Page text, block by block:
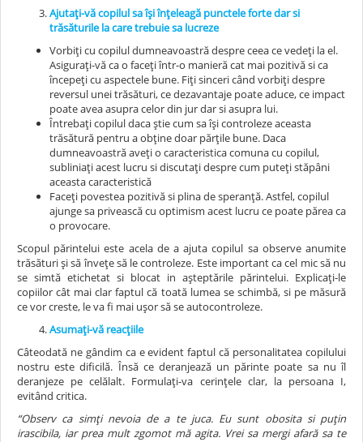
Ajutați-vă copilul sa își înțeleagă punctele forte dar si
trăsăturile la care trebuie sa lucreze
Vorbiți cu copilul dumneavoastră despre ceea ce vedeți la el.
Asigurați-vă ca o faceți într-o manieră cat mai pozitivă si ca
începeți cu aspectele bune. Fiți sinceri când vorbiți despre
reversul unei trăsături, ce dezavantaje poate aduce, ce impact
poate avea asupra celor din jur dar si asupra lui.
Întrebați copilul daca știe cum sa își controleze aceasta
trăsătură pentru a obține doar părțile bune. Daca
dumneavoastră aveți o caracteristica comuna cu copilul,
subliniați acest lucru si discutați despre cum puteți stăpâni
aceasta caracteristică
Faceți povestea pozitivă si plina de speranță. Astfel, copilul
ajunge sa privească cu optimism acest lucru ce poate părea ca
o provocare.
Scopul părintelui este acela de a ajuta copilul sa observe anumite
trăsături și să învețe să le controleze. Este important ca cel mic să nu
se simtă etichetat si blocat in așteptările părintelui. Explicați-le
copiilor cât mai clar faptul că toată lumea se schimbă, si pe măsură
ce vor creste, le va fi mai ușor să se autocontroleze.
Asumați-vă reacțiile
Câteodată ne gândim ca e evident faptul că personalitatea copilului
nostru este dificilă. Însă ce deranjează un părinte poate sa nu îl
deranjeze pe celălalt. Formulați-va cerințele clar, la persoana I,
evitând critica.
“Observ ca simți nevoia de a te juca. Eu sunt obosita si puțin
irascibila, iar prea mult zgomot mă agita. Vrei sa mergi afară sa te